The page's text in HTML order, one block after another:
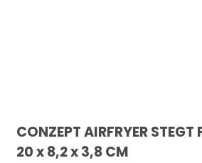
CONZEPT AIRFRYER
20 x 8,2 x 3,8 CM